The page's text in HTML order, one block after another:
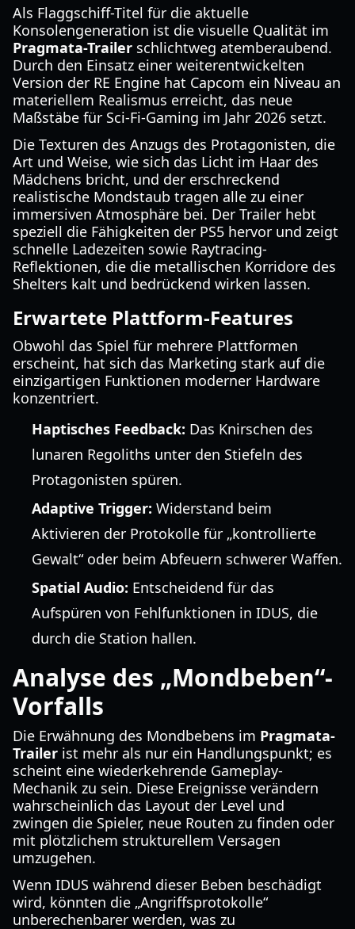
Als Flaggschiff-Titel für die aktuelle
Konsolengeneration ist die visuelle Qualität im
Pragmata-Trailer schlichtweg atemberaubend.
Durch den Einsatz einer weiterentwickelten
Version der RE Engine hat Capcom ein Niveau an
materiellem Realismus erreicht, das neue
Maßstäbe für Sci-Fi-Gaming im Jahr 2026 setzt.
Die Texturen des Anzugs des Protagonisten, die
Art und Weise, wie sich das Licht im Haar des
Mädchens bricht, und der erschreckend
realistische Mondstaub tragen alle zu einer
immersiven Atmosphäre bei. Der Trailer hebt
speziell die Fähigkeiten der PS5 hervor und zeigt
schnelle Ladezeiten sowie Raytracing-
Reflektionen, die die metallischen Korridore des
Shelters kalt und bedrückend wirken lassen.
Erwartete Plattform-Features
Obwohl das Spiel für mehrere Plattformen
erscheint, hat sich das Marketing stark auf die
einzigartigen Funktionen moderner Hardware
konzentriert.
Haptisches Feedback: Das Knirschen des
lunaren Regoliths unter den Stiefeln des
Protagonisten spüren.
Adaptive Trigger: Widerstand beim
Aktivieren der Protokolle für „kontrollierte
Gewalt“ oder beim Abfeuern schwerer Waffen.
Spatial Audio: Entscheidend für das
Aufspüren von Fehlfunktionen in IDUS, die
durch die Station hallen.
Analyse des „Mondbeben“-
Vorfalls
Die Erwähnung des Mondbebens im Pragmata-
Trailer ist mehr als nur ein Handlungspunkt; es
scheint eine wiederkehrende Gameplay-
Mechanik zu sein. Diese Ereignisse verändern
wahrscheinlich das Layout der Level und
zwingen die Spieler, neue Routen zu finden oder
mit plötzlichem strukturellem Versagen
umzugehen.
Wenn IDUS während dieser Beben beschädigt
wird, könnten die „Angriffsprotokolle“
unberechenbarer werden, was zu